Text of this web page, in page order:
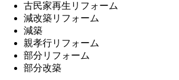
古民家再生リフォーム
減改築リフォーム
減築
親孝行リフォーム
部分リフォーム
部分改築